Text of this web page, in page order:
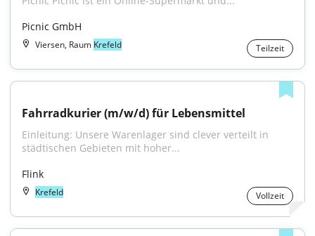
Picnic GmbH
Viersen, Raum Krefeld Teilzeit
Fahrradkurier (m/w/d) für Lebensmittel
Einleitung: Unsere Warenlager sind clever verteilt in
städtischen Gebieten mit hoher...
Flink
Krefeld Vollzeit